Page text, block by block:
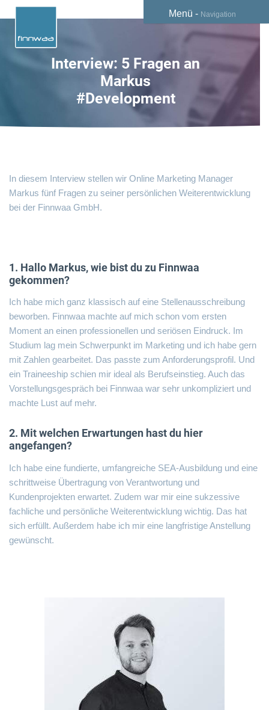
Menü - Navigation
Interview: 5 Fragen an
Markus
#Development
In diesem Interview stellen wir Online Marketing Manager
Markus fünf Fragen zu seiner persönlichen Weiterentwicklung
bei der Finnwaa GmbH.
1. Hallo Markus, wie bist du zu Finnwaa
gekommen?
Ich habe mich ganz klassisch auf eine Stellenausschreibung
beworben. Finnwaa machte auf mich schon vom ersten
Moment an einen professionellen und seriösen Eindruck. Im
Studium lag mein Schwerpunkt im Marketing und ich habe gern
mit Zahlen gearbeitet. Das passte zum Anforderungsprofil. Und
ein Traineeship schien mir ideal als Berufseinstieg. Auch das
Vorstellungsgespräch bei Finnwaa war sehr unkompliziert und
machte Lust auf mehr.
2. Mit welchen Erwartungen hast du hier
angefangen?
Ich habe eine fundierte, umfangreiche SEA-Ausbildung und eine
schrittweise Übertragung von Verantwortung und
Kundenprojekten erwartet. Zudem war mir eine sukzessive
fachliche und persönliche Weiterentwicklung wichtig. Das hat
sich erfüllt. Außerdem habe ich mir eine langfristige Anstellung
gewünscht.